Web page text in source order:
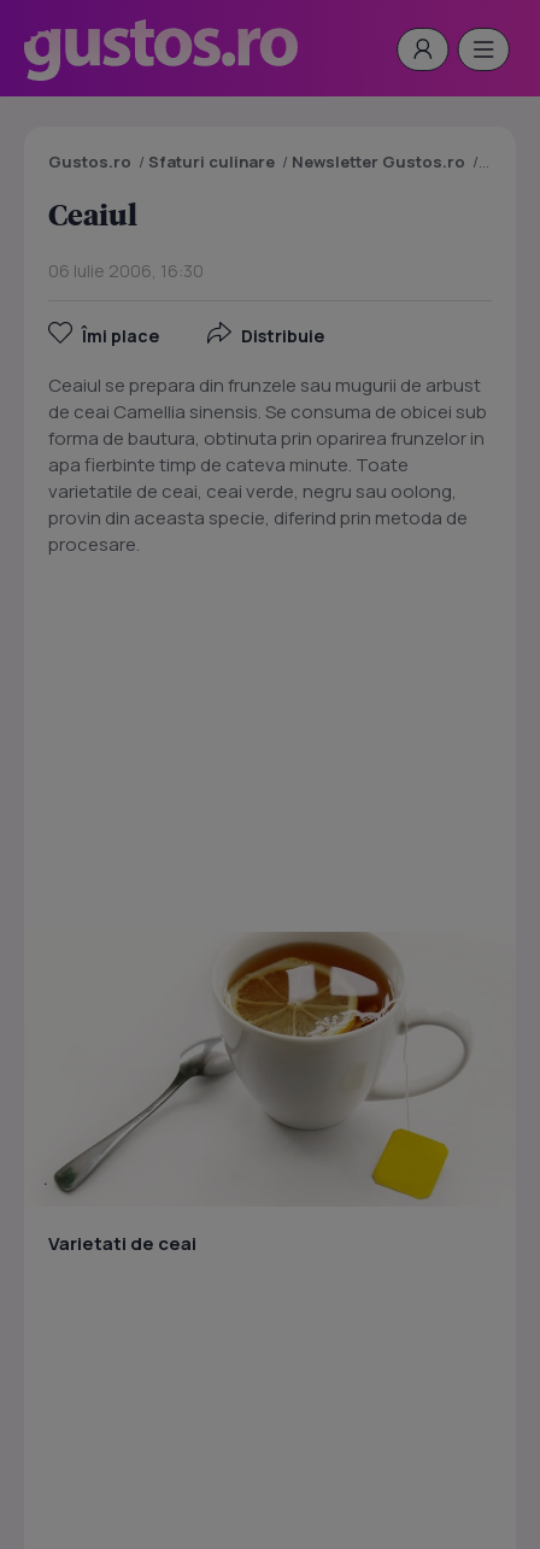
Gustos.ro / Sfaturi culinare / Newsletter Gustos.ro / Ceaiul
Ceaiul
06 Iulie 2006, 16:30
Îmi place Distribuie
Ceaiul se prepara din frunzele sau mugurii de arbust
de ceai Camellia sinensis. Se consuma de obicei sub
forma de bautura, obtinuta prin oparirea frunzelor in
apa fierbinte timp de cateva minute. Toate
varietatile de ceai, ceai verde, negru sau oolong,
provin din aceasta specie, diferind prin metoda de
procesare.
Varietati de ceai